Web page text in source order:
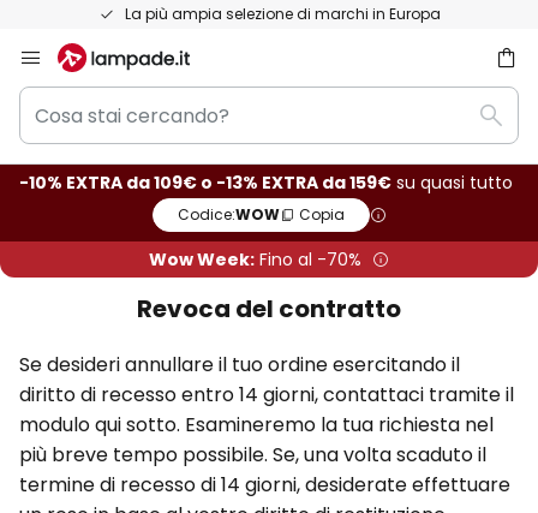
La più ampia selezione di marchi in Europa
Salta
al
contenuto
Cosa
stai
cercando?
-10% EXTRA da 109€ o -13% EXTRA da 159€ su quasi tutto
Codice:WOW Copia
Wow Week: Fino al -70%
Revoca del contratto
Se desideri annullare il tuo ordine esercitando il
diritto di recesso entro 14 giorni, contattaci tramite il
modulo qui sotto. Esamineremo la tua richiesta nel
più breve tempo possibile. Se, una volta scaduto il
termine di recesso di 14 giorni, desiderate effettuare